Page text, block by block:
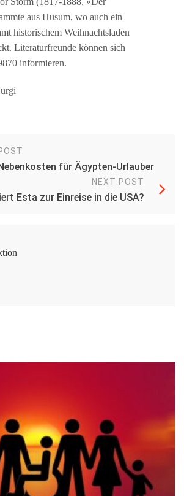
aus Husum, wo auch ein
historischem Weihnachtsladen
Literaturfreunde können sich
informieren.
für Ägypten-Urlauber
NEXT POST
Esta zur Einreise in die USA?